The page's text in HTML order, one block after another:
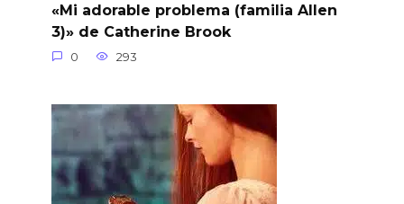
«Mi adorable problema (familia Allen
3)» de Catherine Brook
0 293